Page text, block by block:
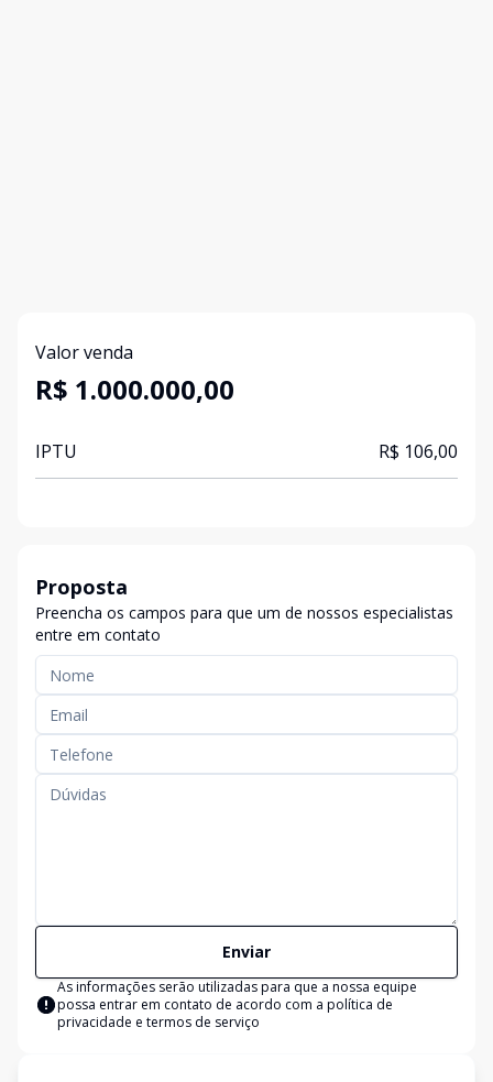
Valor venda
R$ 1.000.000,00
IPTU R$ 106,00
Proposta
Preencha os campos para que um de nossos especialistas
entre em contato
Enviar
As informações serão utilizadas para que a nossa equipe
possa entrar em contato de acordo com a política de
privacidade e termos de serviço